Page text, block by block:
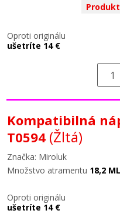
Oproti originálu
ušetríte 14 €
Kompatibilná
T0594 (Žltá)
Značka: Miroluk
Množstvo atramentu 18,2 ML
Oproti originálu
ušetríte 14 €